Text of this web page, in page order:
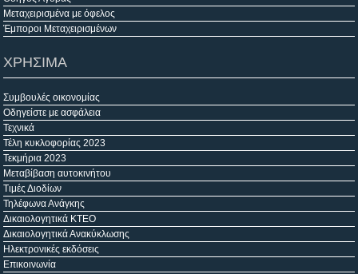
Μεταχειρισμένα με όφελος
Έμποροι Μεταχειρισμένων
ΧΡΗΣΙΜΑ
Συμβουλές οικονομίας
Οδηγείστε με ασφάλεια
Τεχνικά
Τέλη κυκλοφορίας 2023
Τεκμήρια 2023
Μεταβίβαση αυτοκινήτου
Τιμές Διοδίων
Τηλέφωνα Ανάγκης
Δικαιολογητικά ΚΤΕΟ
Δικαιολογητικά Ανακύκλωσης
Ηλεκτρονικές εκδόσεις
Επικοινωνία